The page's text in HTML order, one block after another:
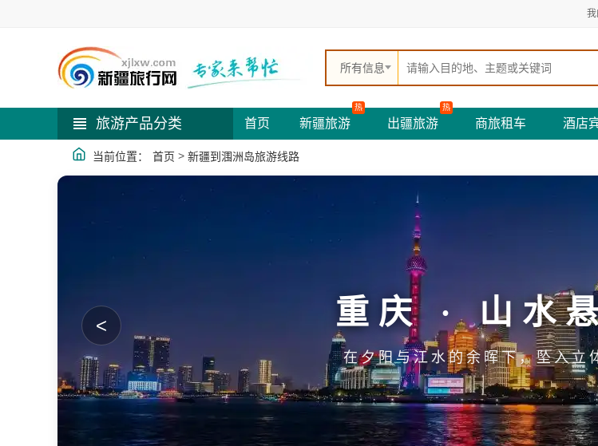
我
所有信息
旅游产品分类 首页 新疆旅游
热
出疆旅游
热
商旅租车 酒店
当前位置： 首页 > 新疆到涠洲岛旅游线路
重庆 · 山水
在夕阳与江水的余晖下，坠入立
<